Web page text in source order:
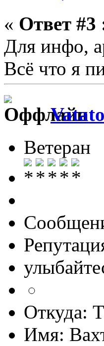
« Ответ #3
Для инфо,
Всё что я
Vatato
Ветеран
Откуда:
Имя: